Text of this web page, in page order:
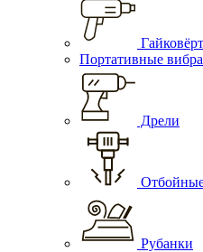
Портативные
Дрели
Рубанки